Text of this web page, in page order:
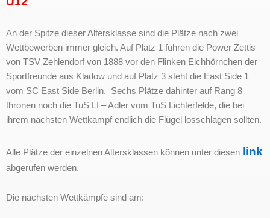
An der Spitze dieser Altersklasse sind die Plätze nach zwei
Wettbewerben immer gleich. Auf Platz 1 führen die Power Zettis
von TSV Zehlendorf von 1888 vor den Flinken Eichhörnchen der
Sportfreunde aus Kladow und auf Platz 3 steht die East Side 1
vom SC East Side Berlin. Sechs Plätze dahinter auf Rang 8
thronen noch die TuS LI – Adler vom TuS Lichterfelde, die bei
ihrem nächsten Wettkampf endlich die Flügel losschlagen sollten.
Alle Plätze der einzelnen Altersklassen können unter diesen link
abgerufen werden.
Die nächsten Wettkämpfe sind am: